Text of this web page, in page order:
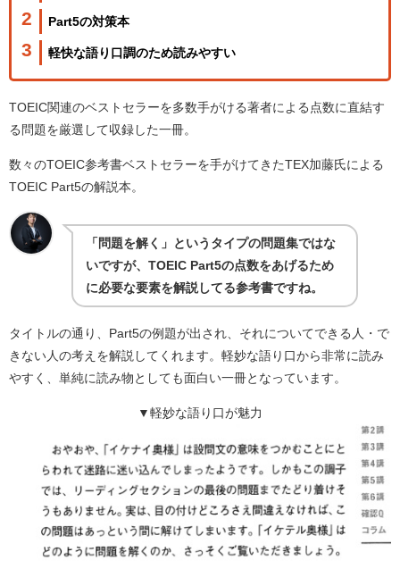
Part5の対策本
軽快な語り口調のため読みやすい
TOEIC関連のベストセラーを多数手がける著者による点数に直結す
る問題を厳選して収録した一冊。
数々のTOEIC参考書ベストセラーを手がけてきたTEX加藤氏による
TOEIC Part5の解説本。
「問題を解く」というタイプの問題集ではな
いですが、TOEIC Part5の点数をあげるため
に必要な要素を解説してる参考書ですね。
タイトルの通り、Part5の例題が出され、それについてできる人・で
きない人の考えを解説してくれます。軽妙な語り口から非常に読み
やすく、単純に読み物としても面白い一冊となっています。
▼軽妙な語り口が魅力